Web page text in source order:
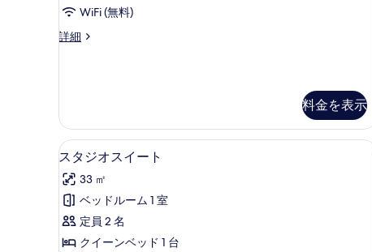
る WiFi (無料)
詳細
客
料金を表示
ス
タ
ジ
オ
ス
スタジオスイート | 専用キッチン
6
スタジオスイート
33 ㎡
ベッドルーム 1 室
定員 2 名
クイーンベッド 1 台